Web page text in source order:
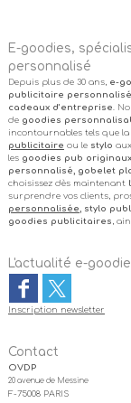
E-goodies,
personnalisé
Depuis plus de 30 ans, e-
publicitaire personnalisé
cadeaux d’entreprise.
de goodies
incontournables tels que la
publicitaire ou le stylo aux
les goodies pub originaux
personnalisé, gobelet
choisissez dès maintenant
surprendre vos clients,
personnalisée, stylo
goodies publicitaires ,
L'actualité e-
Inscription newsletter
Contact
OVDP
20 avenue de Messine
F-75008 PARIS